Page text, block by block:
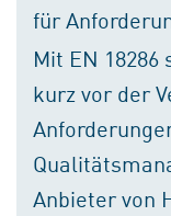
für
Mit EN
kurz vor der
Anbieter von